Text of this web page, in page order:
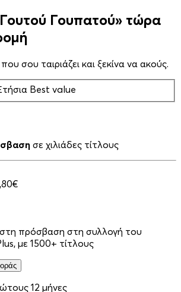
Γουπατού» τώρα
σου ταιριάζει και ξεκίνα να ακούς.
Best value
σε χιλιάδες τίτλους
πρόσβαση στη συλλογή του
με 1500+ τίτλους
12 μήνες